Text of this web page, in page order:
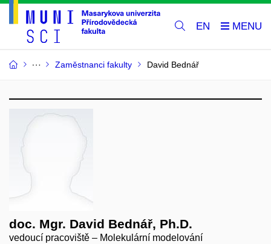
EN
Zaměstnanci fakulty David Bednář
doc. Mgr. David Bednář, Ph.D.
vedoucí pracoviště – Molekulární modelování